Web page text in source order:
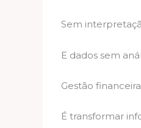
Sem
E dados sem
Gestão
É transformar